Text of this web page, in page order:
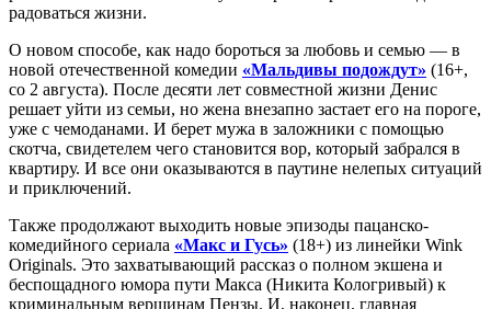
радоваться жизни.
О новом способе, как надо бороться за любовь и семью — в
новой отечественной комедии «Мальдивы подождут» (16+,
со 2 августа). После десяти лет совместной жизни Денис
решает уйти из семьи, но жена внезапно застает его на пороге,
уже с чемоданами. И берет мужа в заложники с помощью
скотча, свидетелем чего становится вор, который забрался в
квартиру. И все они оказываются в паутине нелепых ситуаций
и приключений.
Также продолжают выходить новые эпизоды пацанско-
комедийного сериала «Макс и Гусь» (18+) из линейки Wink
Originals. Это захватывающий рассказ о полном экшена и
беспощадного юмора пути Макса (Никита Кологривый) к
криминальным вершинам Пензы. И, наконец, главная